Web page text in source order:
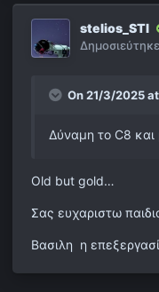
stelios_STI
Δημοσιεύτηκε
On 21/3/2025
Δύναμη το C8 και
Old but gold…
Σας ευχαριστω
Βασιλη η